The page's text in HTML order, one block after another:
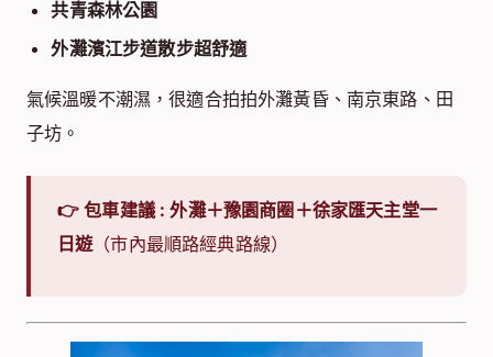
共青森林公園
外灘濱江步道散步超舒適
氣候溫暖不潮濕，很適合拍拍外灘黃昏、南京東路、田
子坊。
👉 包車建議 : 外灘＋豫園商圈＋徐家匯天主堂一
日遊（市內最順路經典路線）